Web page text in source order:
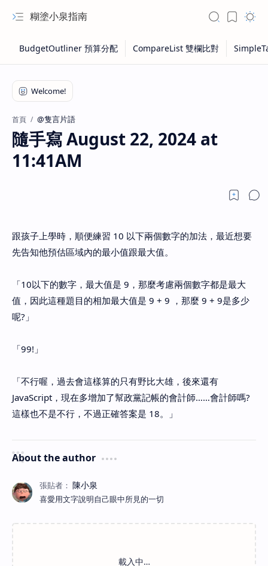
糊塗小泉指南
首頁 @隻言片語
隨手寫 August 22, 2024 at
11:41AM
跟孩子上學時，順便練習 10 以下兩個數字的加法，最近想要
先告知他預估區域內的最小值跟最大值。
「10以下的數字，最大值是 9，那麼考慮兩個數字都是最大
值，因此這種題目的相加最大值是 9 + 9 ，那麼 9 + 9是多少
呢?」
「99!」
「不行喔，過去會這樣算的只有野比大雄，後來還有
JavaScript，現在多增加了幫政黨記帳的會計師……會計師嗎?
這樣也不是不行，不過正確答案是 18。」
About the author
喜愛用文字說明自己眼中所見的一切